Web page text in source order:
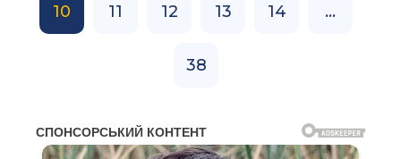
10 11 12 13 14 ...
38